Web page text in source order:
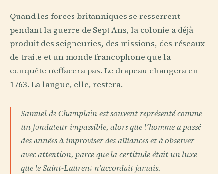
Quand les forces britanniques se resserrent
pendant la guerre de Sept Ans, la colonie a déjà
produit des seigneuries, des missions, des réseaux
de traite et un monde francophone que la
conquête n’effacera pas. Le drapeau changera en
1763. La langue, elle, restera.
Samuel de Champlain est souvent représenté comme
un fondateur impassible, alors que l’homme a passé
des années à improviser des alliances et à observer
avec attention, parce que la certitude était un luxe
que le Saint-Laurent n’accordait jamais.